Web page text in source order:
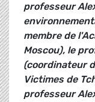
professeur
membre de
Moscou), le
(coordinateur
Victimes de
professeur